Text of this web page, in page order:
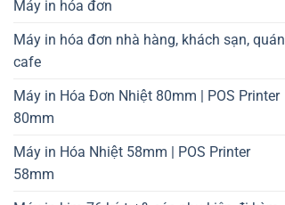
Máy in hóa đơn
Máy in hóa đơn nhà hàng, khách sạn, quán
cafe
Máy in Hóa Đơn Nhiệt 80mm | POS Printer
80mm
Máy in Hóa Nhiệt 58mm | POS Printer
58mm